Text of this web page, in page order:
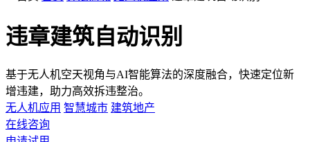
违章建筑自动识别
基于无人机空天视角与AI智能算法的深度融合，快速定位新
增违建，助力高效拆违整治。
无人机应用 智慧城市 建筑地产
在线咨询